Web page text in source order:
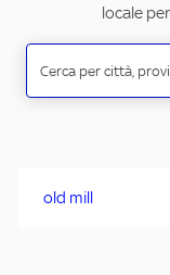
locale
old mill